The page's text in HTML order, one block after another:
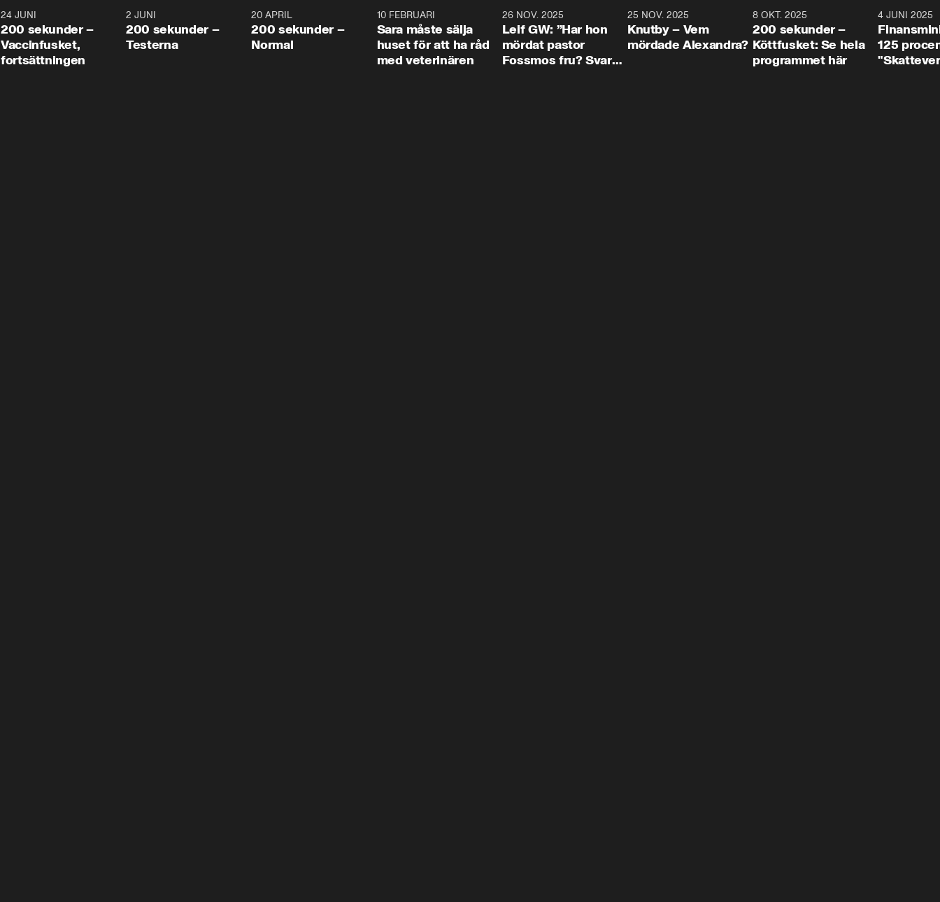
5:00
24 JUNI
200 sekunder –
Vaccinfusket,
fortsättningen
4:23
2 JUNI
200 sekunder –
Testerna
20 APRIL
200 sekunder –
Normal
10 FEBRUARI
Sara måste sälja
huset för att ha råd
med veterinären
26 NOV. 2025
Leif GW: ”Har hon
mördat pastor
Fossmos fru? Svar
31:05
25 NOV. 2025
Knutby – Vem
mördade Alexandra?
4:29
8 OKT. 2025
200 sekunder –
Köttfusket: Se hela
programmet här
4 JUNI 2025
125